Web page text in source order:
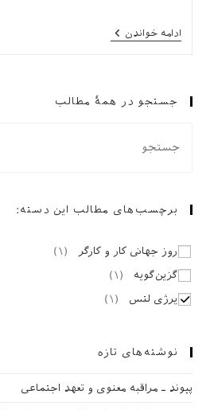
است:
ادامه خواندن«فکرهای
جستجو در همهٔ مطالب
برچسب‌های مطالب این دسته:
روز جهانی کار و کارگر ( ۱ )
گزین‌گویه
( ۱ )
یرژی لتس
( ۱ )
نوشته‌های تازه
پیوند ـ مراقبه‌ معنوی و تعهد اجتماعی